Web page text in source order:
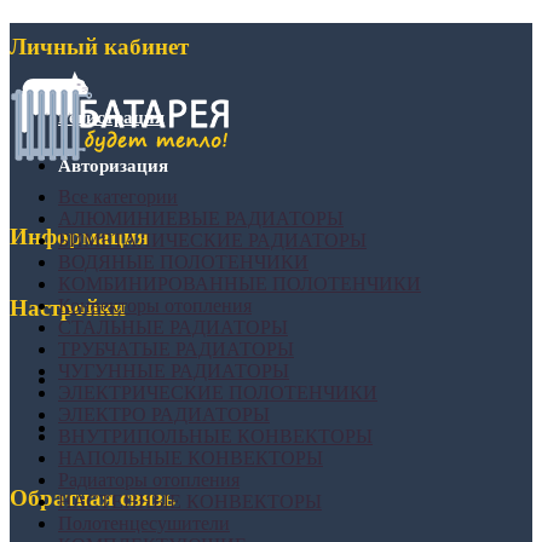
Личный кабинет
Регистрация
Авторизация
Информация
Настройки
Обратная связь
БИМЕТАЛИЧЕСКИЕ РАДИАТОРЫ
Конвекторы отопления
СТАЛЬНЫЕ РАДИАТОРЫ
НАСТЕННЫЕ КОНВЕКТОРЫ